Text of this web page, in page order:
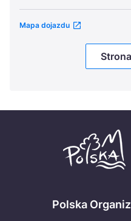
Mapa dojazdu
Polska